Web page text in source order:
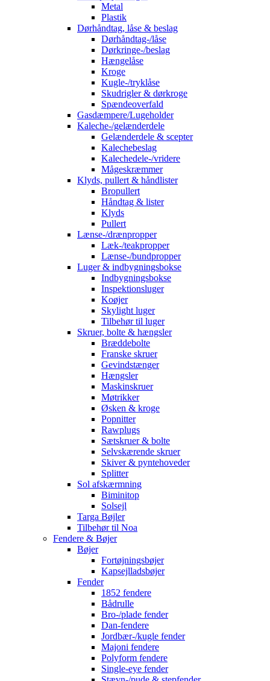
Metal
Plastik
Dørhåndtag, låse & beslag
Dørhåndtag-/låse
Dørkringe-/beslag
Hængelåse
Kroge
Kugle-/tryklåse
Skudrigler & dørkroge
Spændeoverfald
Gasdæmpere/Lugeholder
Kaleche-/gelænderdele
Gelænderdele & scepter
Kalechebeslag
Kalechedele-/vridere
Mågeskræmmer
Klyds, pullert & håndlister
Bropullert
Håndtag & lister
Klyds
Pullert
Lænse-/drænpropper
Læk-/teakpropper
Lænse-/bundpropper
Luger & indbygningsbokse
Indbygningsbokse
Inspektionsluger
Koøjer
Skylight luger
Tilbehør til luger
Skruer, bolte & hængsler
Bræddebolte
Franske skruer
Gevindstænger
Hængsler
Maskinskruer
Møtrikker
Øsken & kroge
Popnitter
Rawplugs
Sætskruer & bolte
Selvskærende skruer
Skiver & pyntehoveder
Splitter
Sol afskærmning
Biminitop
Solsejl
Targa Bøjler
Tilbehør til Noa
Fendere & Bøjer
Bøjer
Fortøjningsbøjer
Kapsejlladsbøjer
Fender
1852 fendere
Bådrulle
Bro-/plade fender
Dan-fendere
Jordbær-/kugle fender
Majoni fendere
Polyform fendere
Single-eye fender